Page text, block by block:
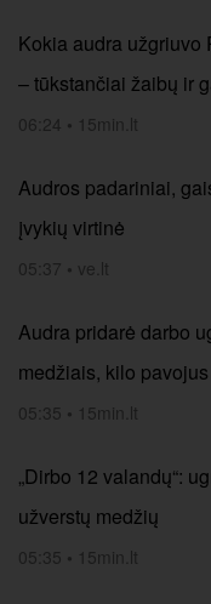
Kokia audra užgriuvo
– tūkstančiai žaibų ir
06:24 • 15min.lt
Audros padariniai,
įvykių virtinė
05:37 • ve.lt
Audra pridarė darbo
medžiais, kilo
05:35 • 15min.lt
„Dirbo 12 valandų“:
užverstų medžių
05:35 • 15min.lt